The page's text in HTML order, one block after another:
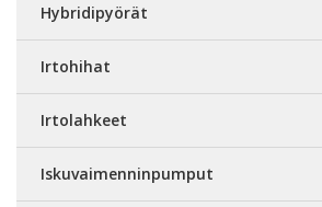
Hybridipyörät
Irtohihat
Irtolahkeet
Iskuvaimenninpumput